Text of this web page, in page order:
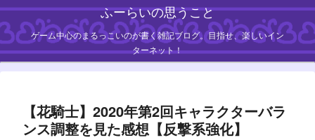
ふーらいの思うこと
ゲーム中心のまるっこいのが書く雑記ブログ。目指せ、楽しいイン
ターネット！
【花騎士】2020年第2回キャラクターバラ
ンス調整を見た感想【反撃系強化】